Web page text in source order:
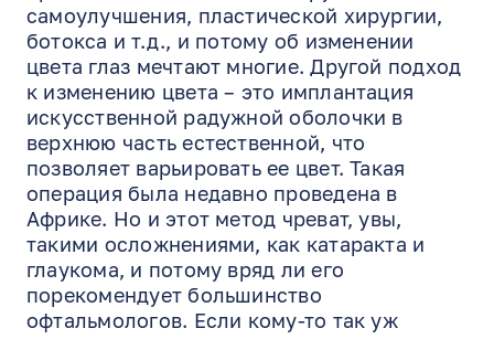
самоулучшения, пластической хирургии,
ботокса и т.д., и потому об изменении
цвета глаз мечтают многие. Другой подход
к изменению цвета – это имплантация
искусственной радужной оболочки в
верхнюю часть естественной, что
позволяет варьировать ее цвет. Такая
операция была недавно проведена в
Африке. Но и этот метод чреват, увы,
такими осложнениями, как катаракта и
глаукома, и потому вряд ли его
порекомендует большинство
офтальмологов. Если кому-то так уж